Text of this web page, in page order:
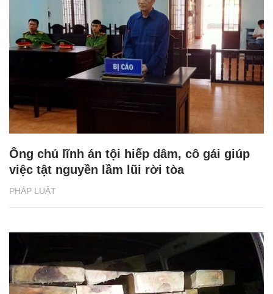
PHÁP LUẬT
Ông chủ lĩnh án tội hiếp dâm, cô gái giúp
việc tật nguyền lầm lũi rời tòa